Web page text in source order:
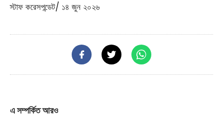
স্টাফ করেসপন্ডেট/ ১৪ জুন ২০২৬
এ সম্পর্কিত আরও